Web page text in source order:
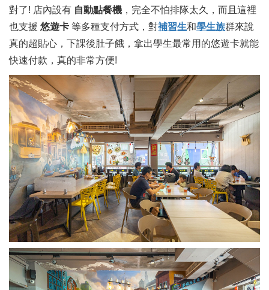
對了! 店內設有 自動點餐機 ，完全不怕排隊太久，而且這裡
也支援 悠遊卡 等多種支付方式，對補習生和學生族群來說
真的超貼心，下課後肚子餓，拿出學生最常用的悠遊卡就能
快速付款，真的非常方便!